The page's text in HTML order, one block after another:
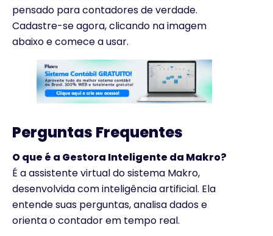
pensado para contadores de verdade.
Cadastre-se agora, clicando na imagem
abaixo e comece a usar.
Perguntas Frequentes
O que é a Gestora Inteligente da Makro?
É a assistente virtual do sistema Makro,
desenvolvida com inteligência artificial. Ela
entende suas perguntas, analisa dados e
orienta o contador em tempo real.